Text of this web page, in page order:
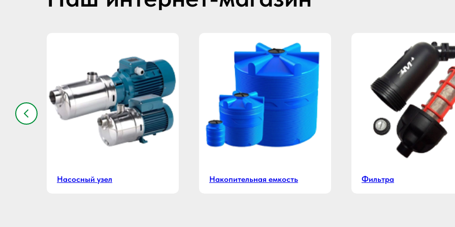
Насосный узел Накопительная емкость Фильтра